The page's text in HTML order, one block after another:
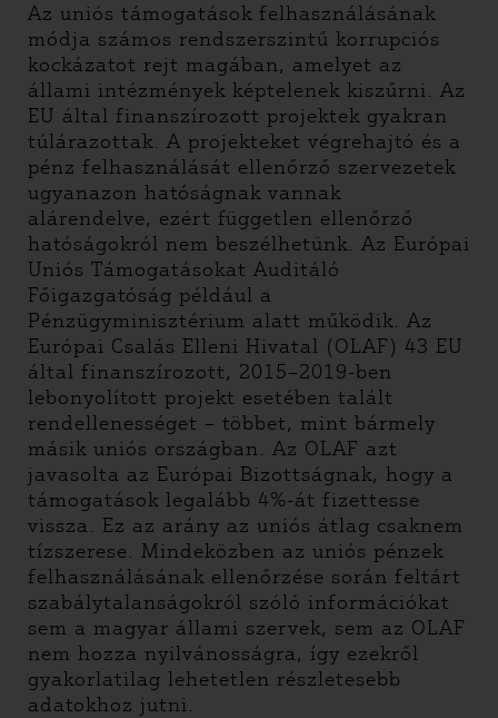
Az uniós támogatások felhasználásának
módja számos rendszerszintű korrupciós
kockázatot rejt magában, amelyet az
állami intézmények képtelenek kiszűrni. Az
EU által finanszírozott projektek gyakran
túlárazottak. A projekteket végrehajtó és a
pénz felhasználását ellenőrző szervezetek
ugyanazon hatóságnak vannak
alárendelve, ezért független ellenőrző
hatóságokról nem beszélhetünk. Az Európai
Uniós Támogatásokat Auditáló
Főigazgatóság például a
Pénzügyminisztérium alatt működik. Az
Európai Csalás Elleni Hivatal (OLAF) 43 EU
által finanszírozott, 2015–2019-ben
lebonyolított projekt esetében talált
rendellenességet – többet, mint bármely
másik uniós országban. Az OLAF azt
javasolta az Európai Bizottságnak, hogy a
támogatások legalább 4%-át fizettesse
vissza. Ez az arány az uniós átlag csaknem
tízszerese. Mindeközben az uniós pénzek
felhasználásának ellenőrzése során feltárt
szabálytalanságokról szóló információkat
sem a magyar állami szervek, sem az OLAF
nem hozza nyilvánosságra, így ezekről
gyakorlatilag lehetetlen részletesebb
adatokhoz jutni.